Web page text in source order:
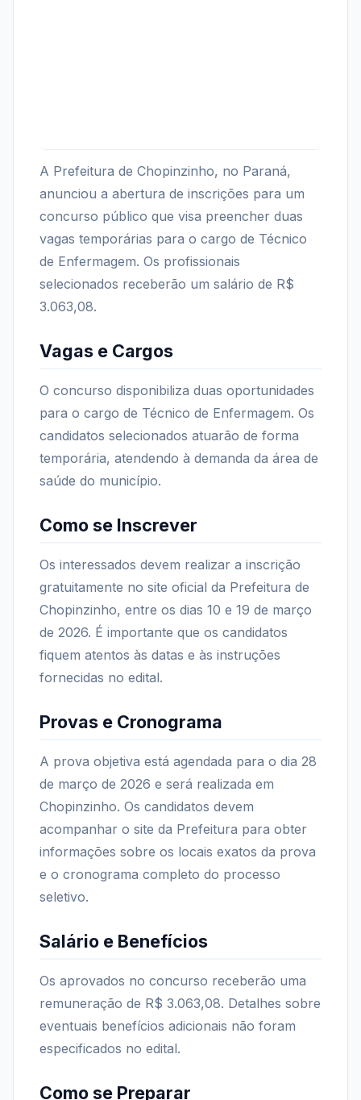
A Prefeitura de Chopinzinho, no Paraná,
anunciou a abertura de inscrições para um
concurso público que visa preencher duas
vagas temporárias para o cargo de Técnico
de Enfermagem. Os profissionais
selecionados receberão um salário de R$
3.063,08.
Vagas e Cargos
O concurso disponibiliza duas oportunidades
para o cargo de Técnico de Enfermagem. Os
candidatos selecionados atuarão de forma
temporária, atendendo à demanda da área de
saúde do município.
Como se Inscrever
Os interessados devem realizar a inscrição
gratuitamente no site oficial da Prefeitura de
Chopinzinho, entre os dias 10 e 19 de março
de 2026. É importante que os candidatos
fiquem atentos às datas e às instruções
fornecidas no edital.
Provas e Cronograma
A prova objetiva está agendada para o dia 28
de março de 2026 e será realizada em
Chopinzinho. Os candidatos devem
acompanhar o site da Prefeitura para obter
informações sobre os locais exatos da prova
e o cronograma completo do processo
seletivo.
Salário e Benefícios
Os aprovados no concurso receberão uma
remuneração de R$ 3.063,08. Detalhes sobre
eventuais benefícios adicionais não foram
especificados no edital.
Como se Preparar